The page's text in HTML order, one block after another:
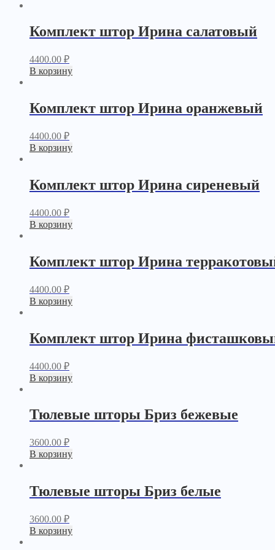
Комплект штор Ирина салатовый
4400.00 ₽
В корзину
Комплект штор Ирина оранжевый
4400.00 ₽
В корзину
Комплект штор Ирина сиреневый
4400.00 ₽
В корзину
Комплект штор Ирина
4400.00 ₽
В корзину
Комплект штор Ирина
4400.00 ₽
В корзину
Тюлевые шторы Бриз бежевые
3600.00 ₽
В корзину
Тюлевые шторы Бриз белые
3600.00 ₽
В корзину